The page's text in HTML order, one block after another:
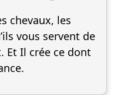
chevaux, les
vous servent de
Et Il crée ce dont